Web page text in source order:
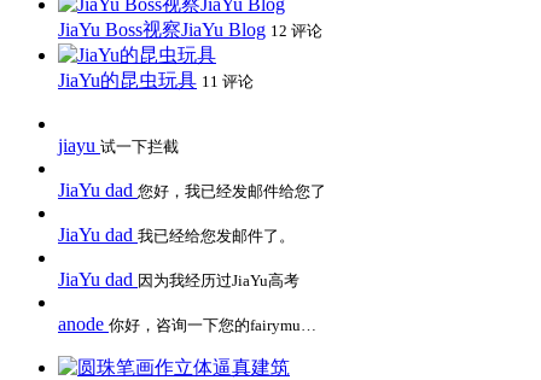
JiaYu Boss视察JiaYu Blog 12 评论
JiaYu的昆虫玩具 11 评论
jiayu 试一下拦截
JiaYu dad 您好，我已经发邮件给您了
JiaYu dad 我已经给您发邮件了。
JiaYu dad 因为我经历过JiaYu高考
anode 你好，咨询一下您的fairymu…